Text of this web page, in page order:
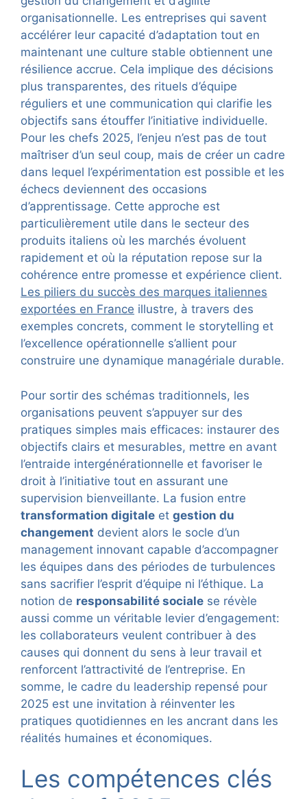
organisationnelle. Les entreprises qui savent
accélérer leur capacité d’adaptation tout en
maintenant une culture stable obtiennent une
résilience accrue. Cela implique des décisions
plus transparentes, des rituels d’équipe
réguliers et une communication qui clarifie les
objectifs sans étouffer l’initiative individuelle.
Pour les chefs 2025, l’enjeu n’est pas de tout
maîtriser d’un seul coup, mais de créer un cadre
dans lequel l’expérimentation est possible et les
échecs deviennent des occasions
d’apprentissage. Cette approche est
particulièrement utile dans le secteur des
produits italiens où les marchés évoluent
rapidement et où la réputation repose sur la
cohérence entre promesse et expérience client.
Les piliers du succès des marques italiennes
exportées en France illustre, à travers des
exemples concrets, comment le storytelling et
l’excellence opérationnelle s’allient pour
construire une dynamique managériale durable.
Pour sortir des schémas traditionnels, les
organisations peuvent s’appuyer sur des
pratiques simples mais efficaces: instaurer des
objectifs clairs et mesurables, mettre en avant
l’entraide intergénérationnelle et favoriser le
droit à l’initiative tout en assurant une
supervision bienveillante. La fusion entre
transformation digitale et gestion du
changement devient alors le socle d’un
management innovant capable d’accompagner
les équipes dans des périodes de turbulences
sans sacrifier l’esprit d’équipe ni l’éthique. La
notion de responsabilité sociale se révèle
aussi comme un véritable levier d’engagement:
les collaborateurs veulent contribuer à des
causes qui donnent du sens à leur travail et
renforcent l’attractivité de l’entreprise. En
somme, le cadre du leadership repensé pour
2025 est une invitation à réinventer les
pratiques quotidiennes en les ancrant dans les
réalités humaines et économiques.
Les compétences clés